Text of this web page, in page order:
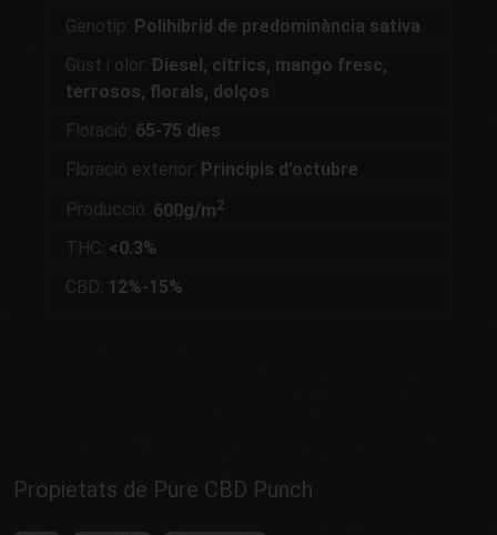
Genotip: Polihíbrid de predominància sativa
Gust i olor: Diesel, cítrics, mango fresc,
terrosos, florals, dolços
Floració: 65-75 dies
Floració exterior: Principis d'octubre
Producció: 600g/m2
THC: <0.3%
CBD: 12%-15%
Propietats de Pure CBD Punch